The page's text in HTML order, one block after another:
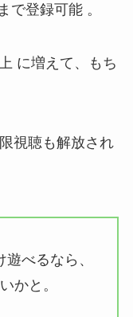
で登録可能 。
に増えて、もち
視聴も解放され
べるなら、
かと。